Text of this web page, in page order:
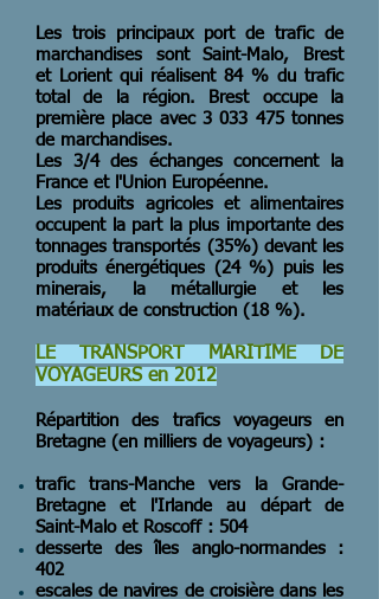
Les trois principaux port de trafic de
marchandises sont Saint-Malo, Brest
et Lorient qui réalisent 84 % du trafic
total de la région. Brest occupe la
première place avec 3 033 475tonnes
de marchandises.
Les 3/4 des échanges concernent la
France et l'Union Européenne.
Les produits agricoles et alimentaires
occupent la part la plus importante des
tonnages transportés (35%) devant les
produits énergétiques (24 %) puis les
minerais, la métallurgie et les
matériaux de construction (18 %).
LE TRANSPORT MARITIME DE
VOYAGEURS en 2012
Répartition des trafics voyageurs en
Bretagne (en milliers de voyageurs) :
trafic trans-Manche vers la Grande-
Bretagne et l'Irlande au départ de
Saint-Malo et Roscoff : 504
desserte des îles anglo-normandes :
402
escales de navires de croisière dans les